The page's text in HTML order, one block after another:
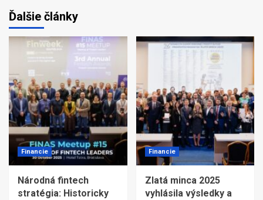
Ďalšie články
Financie
Národná fintech
stratégia: Historicky
Financie
Zlatá minca 2025
vyhlásila výsledky a